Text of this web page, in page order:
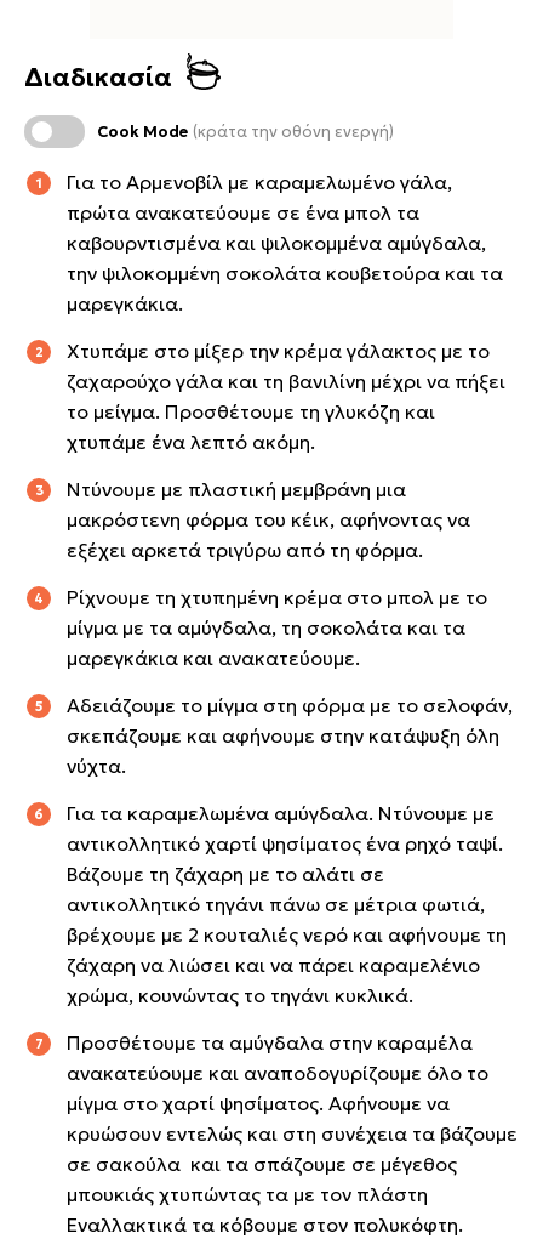
Διαδικασία
Cook Mode (κράτα την οθόνη ενεργή)
Για το Αρμενοβίλ με καραμελωμένο γάλα,
πρώτα ανακατεύουμε σε ένα μπολ τα
καβουρντισμένα και ψιλοκομμένα αμύγδαλα,
την ψιλοκομμένη σοκολάτα κουβετούρα και τα
μαρεγκάκια.
Χτυπάμε στο μίξερ την κρέμα γάλακτος με το
ζαχαρούχο γάλα και τη βανιλίνη μέχρι να πήξει
το μείγμα. Προσθέτουμε τη γλυκόζη και
χτυπάμε ένα λεπτό ακόμη.
Ντύνουμε με πλαστική μεμβράνη μια
μακρόστενη φόρμα του κέικ, αφήνοντας να
εξέχει αρκετά τριγύρω από τη φόρμα.
Ρίχνουμε τη χτυπημένη κρέμα στο μπολ με το
μίγμα με τα αμύγδαλα, τη σοκολάτα και τα
μαρεγκάκια και ανακατεύουμε.
Αδειάζουμε το μίγμα στη φόρμα με το σελοφάν,
σκεπάζουμε και αφήνουμε στην κατάψυξη όλη
νύχτα.
Για τα καραμελωμένα αμύγδαλα. Ντύνουμε με
αντικολλητικό χαρτί ψησίματος ένα ρηχό ταψί.
Βάζουμε τη ζάχαρη με το αλάτι σε
αντικολλητικό τηγάνι πάνω σε μέτρια φωτιά,
βρέχουμε με 2 κουταλιές νερό και αφήνουμε τη
ζάχαρη να λιώσει και να πάρει καραμελένιο
χρώμα, κουνώντας το τηγάνι κυκλικά.
Προσθέτουμε τα αμύγδαλα στην καραμέλα
ανακατεύουμε και αναποδογυρίζουμε όλο το
μίγμα στο χαρτί ψησίματος. Αφήνουμε να
κρυώσουν εντελώς και στη συνέχεια τα βάζουμε
σε σακούλα και τα σπάζουμε σε μέγεθος
μπουκιάς χτυπώντας τα με τον πλάστη
Εναλλακτικά τα κόβουμε στον πολυκόφτη.